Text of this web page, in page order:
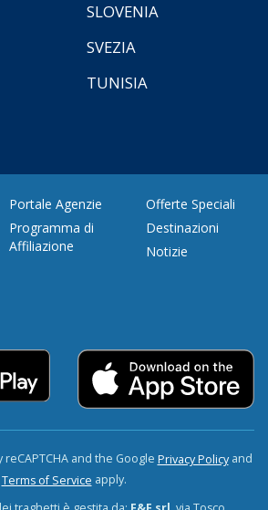
SLOVENIA
SVEZIA
TUNISIA
Portale Agenzie
Programma di
Affiliazione
Offerte Speciali
Destinazioni
Notizie
and the Google Privacy Policyand
Terms of Service apply.